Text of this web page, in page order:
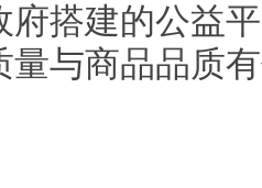
府搭建的公益
量与商品品质